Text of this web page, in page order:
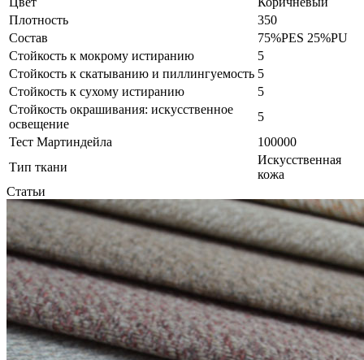
Плотность
350
Состав
75%PES 25%PU
Стойкость к мокрому истиранию
5
Стойкость к скатыванию и пиллингуемость 5
Стойкость к сухому истиранию
5
Стойкость окрашивания: искусственное
освещение
5
Тест Мартиндейла
100000
Тип ткани
Искусственная
кожа
Статьи